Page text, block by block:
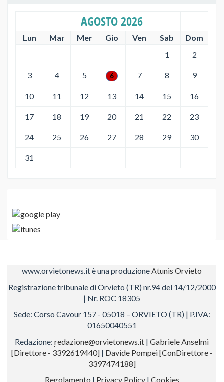
AGOSTO 2026
Lun Mar Mer Gio Ven Sab
Dom
1
2
3 4 5 6 7 8 9
10 11 12 13 14 15 16
17 18 19 20 21 22 23
24 25 26 27 28 29 30
31
www.orvietonews.it è una produzioneAtunis Orvieto
Registrazione tribunale di Orvieto (TR) nr.94 del 14/12/2000
| Nr. ROC 18305
Sede: Corso Cavour 157 - 05018 – ORVIETO (TR) | P.IVA:
01650040551
Redazione: redazione@orvietonews.it | Gabriele Anselmi
[Direttore - 3392619440]| Davide Pompei [ConDirettore -
3397474188]
Regolamento | Privacy Policy| Cookies